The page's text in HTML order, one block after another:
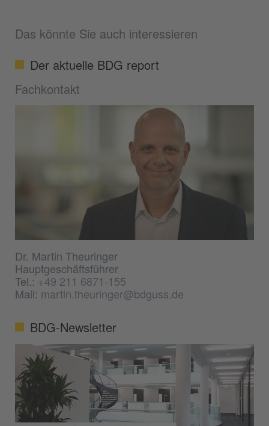
Das könnte Sie auch interessieren
Der aktuelle BDG report
Fachkontakt
Dr. Martin Theuringer
Hauptgeschäftsführer
Tel.:+49 211 6871-155
Mail: martin.theuringer@bdguss.de
BDG-Newsletter